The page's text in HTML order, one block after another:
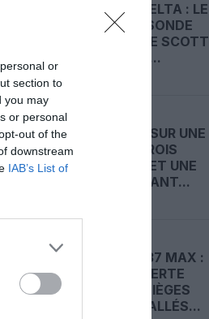
or
section to
you may
or personal
out of the
downstream
IAB’s List of
UNITED-DELTA : LE
COUP DE SONDE
SECRET DE SCOTT
KIRBY QUI...
ATR MISE SUR UNE
CABINE TROIS
CLASSES ET UNE
PORTE AVANT...
BOEING 737 MAX :
LA FAA ALERTE
SUR DES SIÈGES
MAL INSTALLÉS...